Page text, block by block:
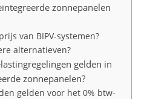
zonnepanelen
van BIPV-systemen?
alternatieven?
gelden in
zonnepanelen?
gelden voor het 0% btw-